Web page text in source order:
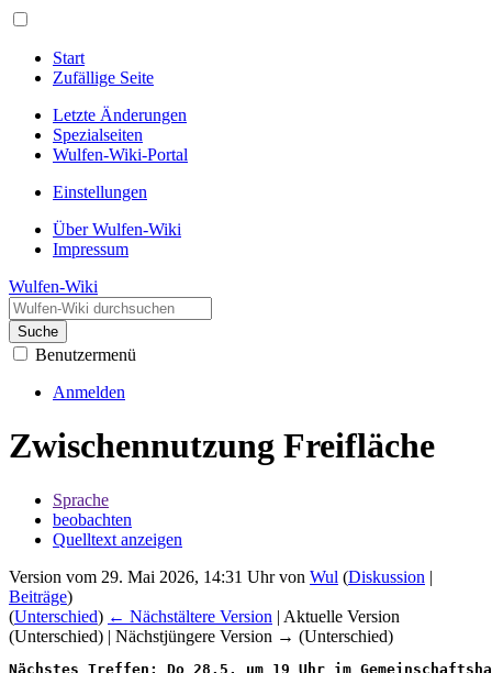
Start
Zufällige Seite
Letzte Änderungen
Spezialseiten
Wulfen-Wiki-Portal
Einstellungen
Über Wulfen-Wiki
Impressum
Wulfen-Wiki
Suche
Benutzermenü
Anmelden
Zwischennutzung Freifläche
Sprache
beobachten
Quelltext anzeigen
Version vom 29. Mai 2026, 14:31 Uhr von Wul (Diskussion |
Beiträge)
(Unterschied) ← Nächstältere Version | Aktuelle Version
(Unterschied) | Nächstjüngere Version → (Unterschied)
Nächstes Treffen: Do 28.5. um 19 Uhr im